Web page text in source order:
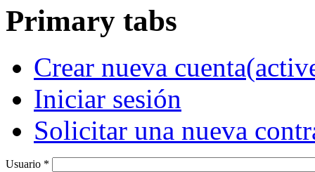
Primary tabs
Crear nueva cuenta
Iniciar sesión
Solicitar una nueva
Usuario *